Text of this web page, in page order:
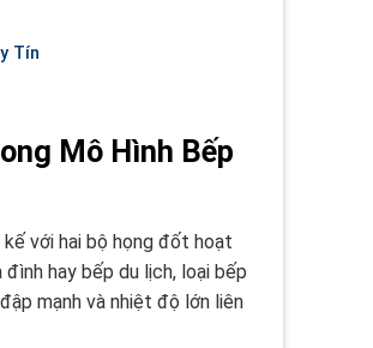
Tín
Mô Hình Bếp
với hai bộ họng đốt hoạt
hay bếp du lịch, loại bếp
mạnh và nhiệt độ lớn liên